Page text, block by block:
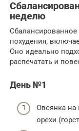
неделю
Сбалансированное
похудения,
Оно идеально
распечатать и
День №1
Овсянка на
орехи